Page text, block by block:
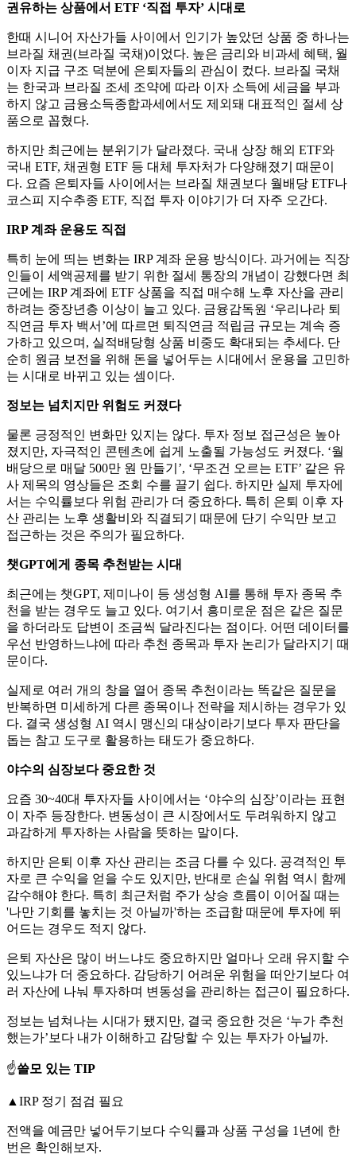
권유하는 상품에서 ETF ‘직접 투자’ 시대로
한때 시니어 자산가들 사이에서 인기가 높았던 상품 중 하나는
브라질 채권(브라질 국채)이었다. 높은 금리와 비과세 혜택, 월
이자 지급 구조 덕분에 은퇴자들의 관심이 컸다. 브라질 국채
는 한국과 브라질 조세 조약에 따라 이자 소득에 세금을 부과
하지 않고 금융소득종합과세에서도 제외돼 대표적인 절세 상
품으로 꼽혔다.
하지만 최근에는 분위기가 달라졌다. 국내 상장 해외 ETF와
국내 ETF, 채권형 ETF 등 대체 투자처가 다양해졌기 때문이
다. 요즘 은퇴자들 사이에서는 브라질 채권보다 월배당 ETF나
코스피 지수추종 ETF, 직접 투자 이야기가 더 자주 오간다.
IRP 계좌 운용도 직접
특히 눈에 띄는 변화는 IRP 계좌 운용 방식이다. 과거에는 직장
인들이 세액공제를 받기 위한 절세 통장의 개념이 강했다면 최
근에는 IRP 계좌에 ETF 상품을 직접 매수해 노후 자산을 관리
하려는 중장년층 이상이 늘고 있다. 금융감독원 ‘우리나라 퇴
직연금 투자 백서’에 따르면 퇴직연금 적립금 규모는 계속 증
가하고 있으며, 실적배당형 상품 비중도 확대되는 추세다. 단
순히 원금 보전을 위해 돈을 넣어두는 시대에서 운용을 고민하
는 시대로 바뀌고 있는 셈이다.
정보는 넘치지만 위험도 커졌다
물론 긍정적인 변화만 있지는 않다. 투자 정보 접근성은 높아
졌지만, 자극적인 콘텐츠에 쉽게 노출될 가능성도 커졌다. ‘월
배당으로 매달 500만 원 만들기’, ‘무조건 오르는 ETF’ 같은 유
사 제목의 영상들은 조회 수를 끌기 쉽다. 하지만 실제 투자에
서는 수익률보다 위험 관리가 더 중요하다. 특히 은퇴 이후 자
산 관리는 노후 생활비와 직결되기 때문에 단기 수익만 보고
접근하는 것은 주의가 필요하다.
챗GPT에게 종목 추천받는 시대
최근에는 챗GPT, 제미나이 등 생성형 AI를 통해 투자 종목 추
천을 받는 경우도 늘고 있다. 여기서 흥미로운 점은 같은 질문
을 하더라도 답변이 조금씩 달라진다는 점이다. 어떤 데이터를
우선 반영하느냐에 따라 추천 종목과 투자 논리가 달라지기 때
문이다.
실제로 여러 개의 창을 열어 종목 추천이라는 똑같은 질문을
반복하면 미세하게 다른 종목이나 전략을 제시하는 경우가 있
다. 결국 생성형 AI 역시 맹신의 대상이라기보다 투자 판단을
돕는 참고 도구로 활용하는 태도가 중요하다.
야수의 심장보다 중요한 것
요즘 30~40대 투자자들 사이에서는 ‘야수의 심장’이라는 표현
이 자주 등장한다. 변동성이 큰 시장에서도 두려워하지 않고
과감하게 투자하는 사람을 뜻하는 말이다.
하지만 은퇴 이후 자산 관리는 조금 다를 수 있다. 공격적인 투
자로 큰 수익을 얻을 수도 있지만, 반대로 손실 위험 역시 함께
감수해야 한다. 특히 최근처럼 주가 상승 흐름이 이어질 때는
'나만 기회를 놓치는 것 아닐까'하는 조급함 때문에 투자에 뛰
어드는 경우도 적지 않다.
은퇴 자산은 많이 버느냐도 중요하지만 얼마나 오래 유지할 수
있느냐가 더 중요하다. 감당하기 어려운 위험을 떠안기보다 여
러 자산에 나눠 투자하며 변동성을 관리하는 접근이 필요하다.
정보는 넘쳐나는 시대가 됐지만, 결국 중요한 것은 ‘누가 추천
했는가’보다 내가 이해하고 감당할 수 있는 투자가 아닐까.
☝️쓸모 있는 TIP
▲IRP 정기 점검 필요
전액을 예금만 넣어두기보다 수익률과 상품 구성을 1년에 한
번은 확인해보자.